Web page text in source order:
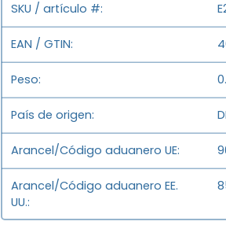
SKU / artículo #
EAN / GTIN
Peso
País de origen
Arancel/Código aduanero UE
Arancel/Código aduanero EE.
UU.